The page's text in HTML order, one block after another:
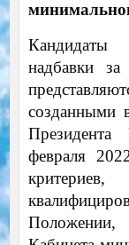
Кандидаты
надбавки
созданными
февраля
Положении,